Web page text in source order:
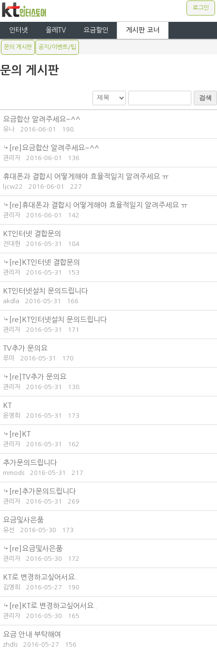
로그인
인터넷 올레TV 요금할인 게시판 코너
문의 게시판 공지/이벤트/팁
문의 게시판
검색
요금합산 알려주세요~^^
유나 2016-06-01 198
[re]요금합산 알려주세요~^^
관리자 2016-06-01 136
휴대폰과 결합시 어떻게해야 효율적일지 알려주세요 ㅠ
ljcw22 2016-06-01 227
[re]휴대폰과 결합시 어떻게해야 효율적일지 알려주세요 ㅠ
관리자 2016-06-01 142
KT인터넷 결합문의
전대현 2016-05-31 184
[re]KT인터넷 결합문의
관리자 2016-05-31 153
KT인터넷설치 문의드립니다
akdla 2016-05-31 166
[re]KT인터넷설치 문의드립니다
관리자 2016-05-31 171
TV추가 문의요
루미 2016-05-31 170
[re]TV추가 문의요
관리자 2016-05-31 138
KT
윤영희 2016-05-31 173
[re]KT
관리자 2016-05-31 162
추가문의드립니다
mmods 2016-05-31 217
[re]추가문의드립니다
관리자 2016-05-31 269
요금및사은품
유선 2016-05-30 173
[re]요금및사은품
관리자 2016-05-30 172
KT로 변경하고싶어서요..
김영희 2016-05-27 190
[re]KT로 변경하고싶어서요..
관리자 2016-05-30 165
요금 안내 부탁해여
zhdls 2016-05-27 156